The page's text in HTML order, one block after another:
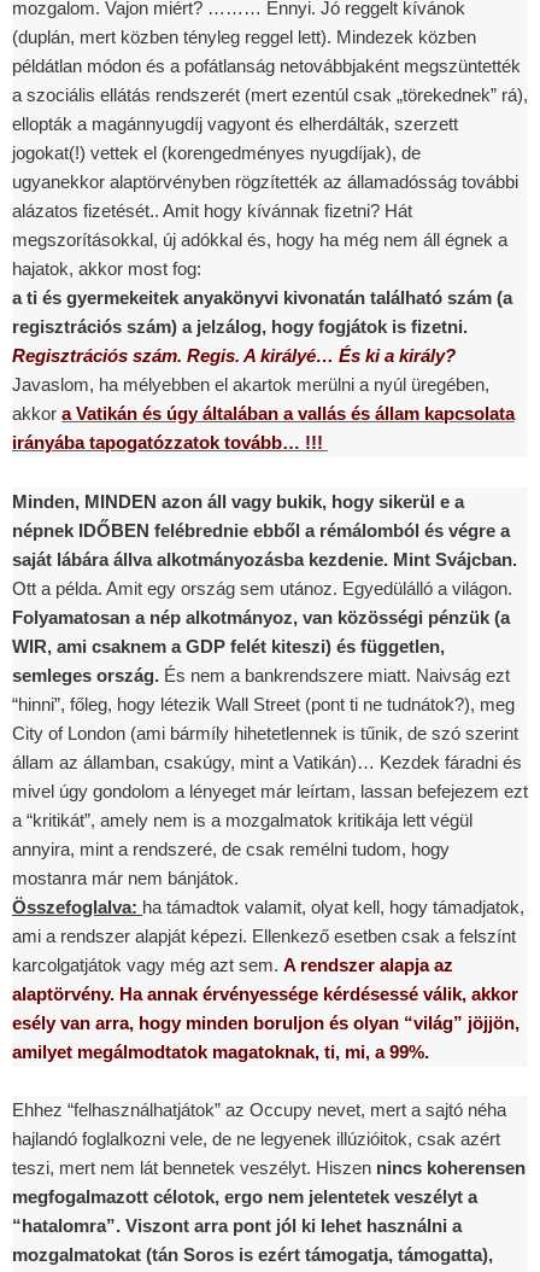
mozgalom. Vajon miért? ……… Ennyi. Jó reggelt kívánok
(duplán, mert közben tényleg reggel lett). Mindezek közben
példátlan módon és a pofátlanság netovábbjaként megszüntették
a szociális ellátás rendszerét (mert ezentúl csak „törekednek” rá),
ellopták a magánnyugdíj vagyont és elherdálták, szerzett
jogokat(!) vettek el (korengedményes nyugdíjak), de
ugyanekkor alaptörvényben rögzítették az államadósság további
alázatos fizetését.. Amit hogy kívánnak fizetni? Hát
megszorításokkal, új adókkal és, hogy ha még nem áll égnek a
hajatok, akkor most fog:
a ti és gyermekeitek anyakönyvi kivonatán található szám (a
regisztrációs szám) a jelzálog, hogy fogjátok is fizetni.
Regisztrációs szám. Regis. A királyé… És ki a király?
Javaslom, ha mélyebben el akartok merülni a nyúl üregében,
akkor a Vatikán és úgy általában a vallás és állam kapcsolata
irányába tapogatózzatok tovább… !!!
Minden, MINDEN azon áll vagy bukik, hogy sikerül e a
népnek IDŐBEN felébrednie ebből a rémálomból és végre a
saját lábára állva alkotmányozásba kezdenie. Mint Svájcban.
Ott a példa. Amit egy ország sem utánoz. Egyedülálló a világon.
Folyamatosan a nép alkotmányoz, van közösségi pénzük (a
WIR, ami csaknem a GDP felét kiteszi) és független,
semleges ország. És nem a bankrendszere miatt. Naivság ezt
“hinni”, főleg, hogy létezik Wall Street (pont ti ne tudnátok?), meg
City of London (ami bármíly hihetetlennek is tűnik, de szó szerint
állam az államban, csakúgy, mint a Vatikán)… Kezdek fáradni és
mivel úgy gondolom a lényeget már leírtam, lassan befejezem ezt
a “kritikát”, amely nem is a mozgalmatok kritikája lett végül
annyira, mint a rendszeré, de csak remélni tudom, hogy
mostanra már nem bánjátok.
Összefoglalva: ha támadtok valamit, olyat kell, hogy támadjatok,
ami a rendszer alapját képezi. Ellenkező esetben csak a felszínt
karcolgatjátok vagy még azt sem. A rendszer alapja az
alaptörvény. Ha annak érvényessége kérdésessé válik, akkor
esély van arra, hogy minden boruljon és olyan “világ” jöjjön,
amilyet megálmodtatok magatoknak, ti, mi, a 99%.
Ehhez “felhasználhatjátok” az Occupy nevet, mert a sajtó néha
hajlandó foglalkozni vele, de ne legyenek illúzióitok, csak azért
teszi, mert nem lát bennetek veszélyt. Hiszen nincs koherensen
megfogalmazott célotok, ergo nem jelentetek veszélyt a
“hatalomra”. Viszont arra pont jól ki lehet használni a
mozgalmatokat (tán Soros is ezért támogatja, támogatta),